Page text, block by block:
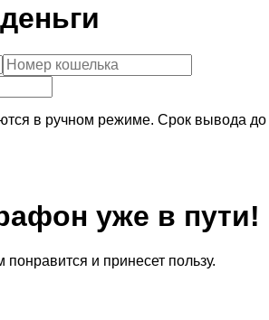
в ручном режиме. Срок вывода до
уже в пути!
и принесет пользу.